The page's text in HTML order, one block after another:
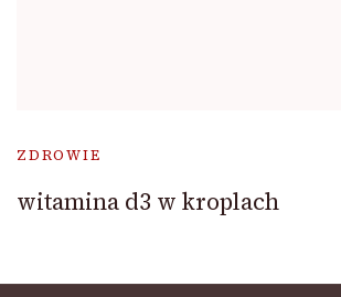
ZDROWIE
witamina d3 w kroplach